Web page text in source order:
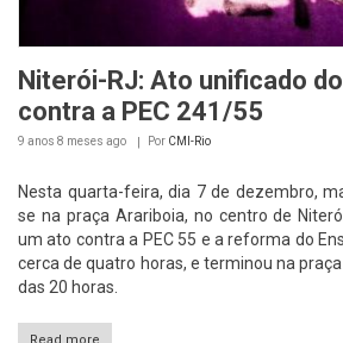
Niterói-RJ: Ato unificado
contra a PEC 241/55
9 anos 8 meses ago Por CMI-Rio
Nesta quarta-feira, dia 7 de dezembro,
se na praça Arariboia, no centro de
um ato contra a PEC 55 e a reforma do
cerca de quatro horas, e terminou na
das 20 horas.